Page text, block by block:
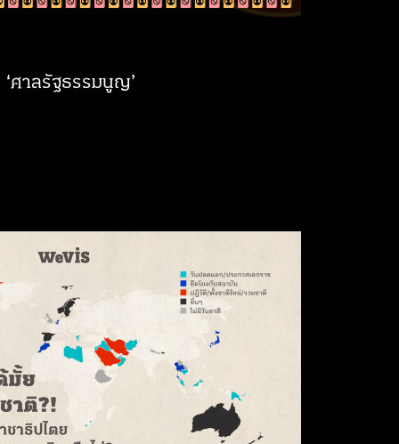
ศาลรัฐธรรมนูญ’